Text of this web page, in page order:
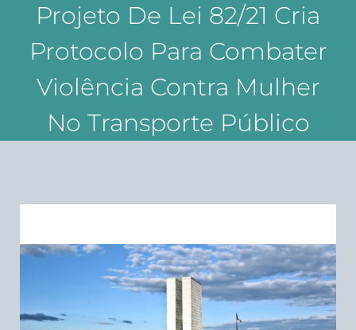
Projeto De Lei 82/21 Cria
Protocolo Para Combater
Violência Contra Mulher
No Transporte Público